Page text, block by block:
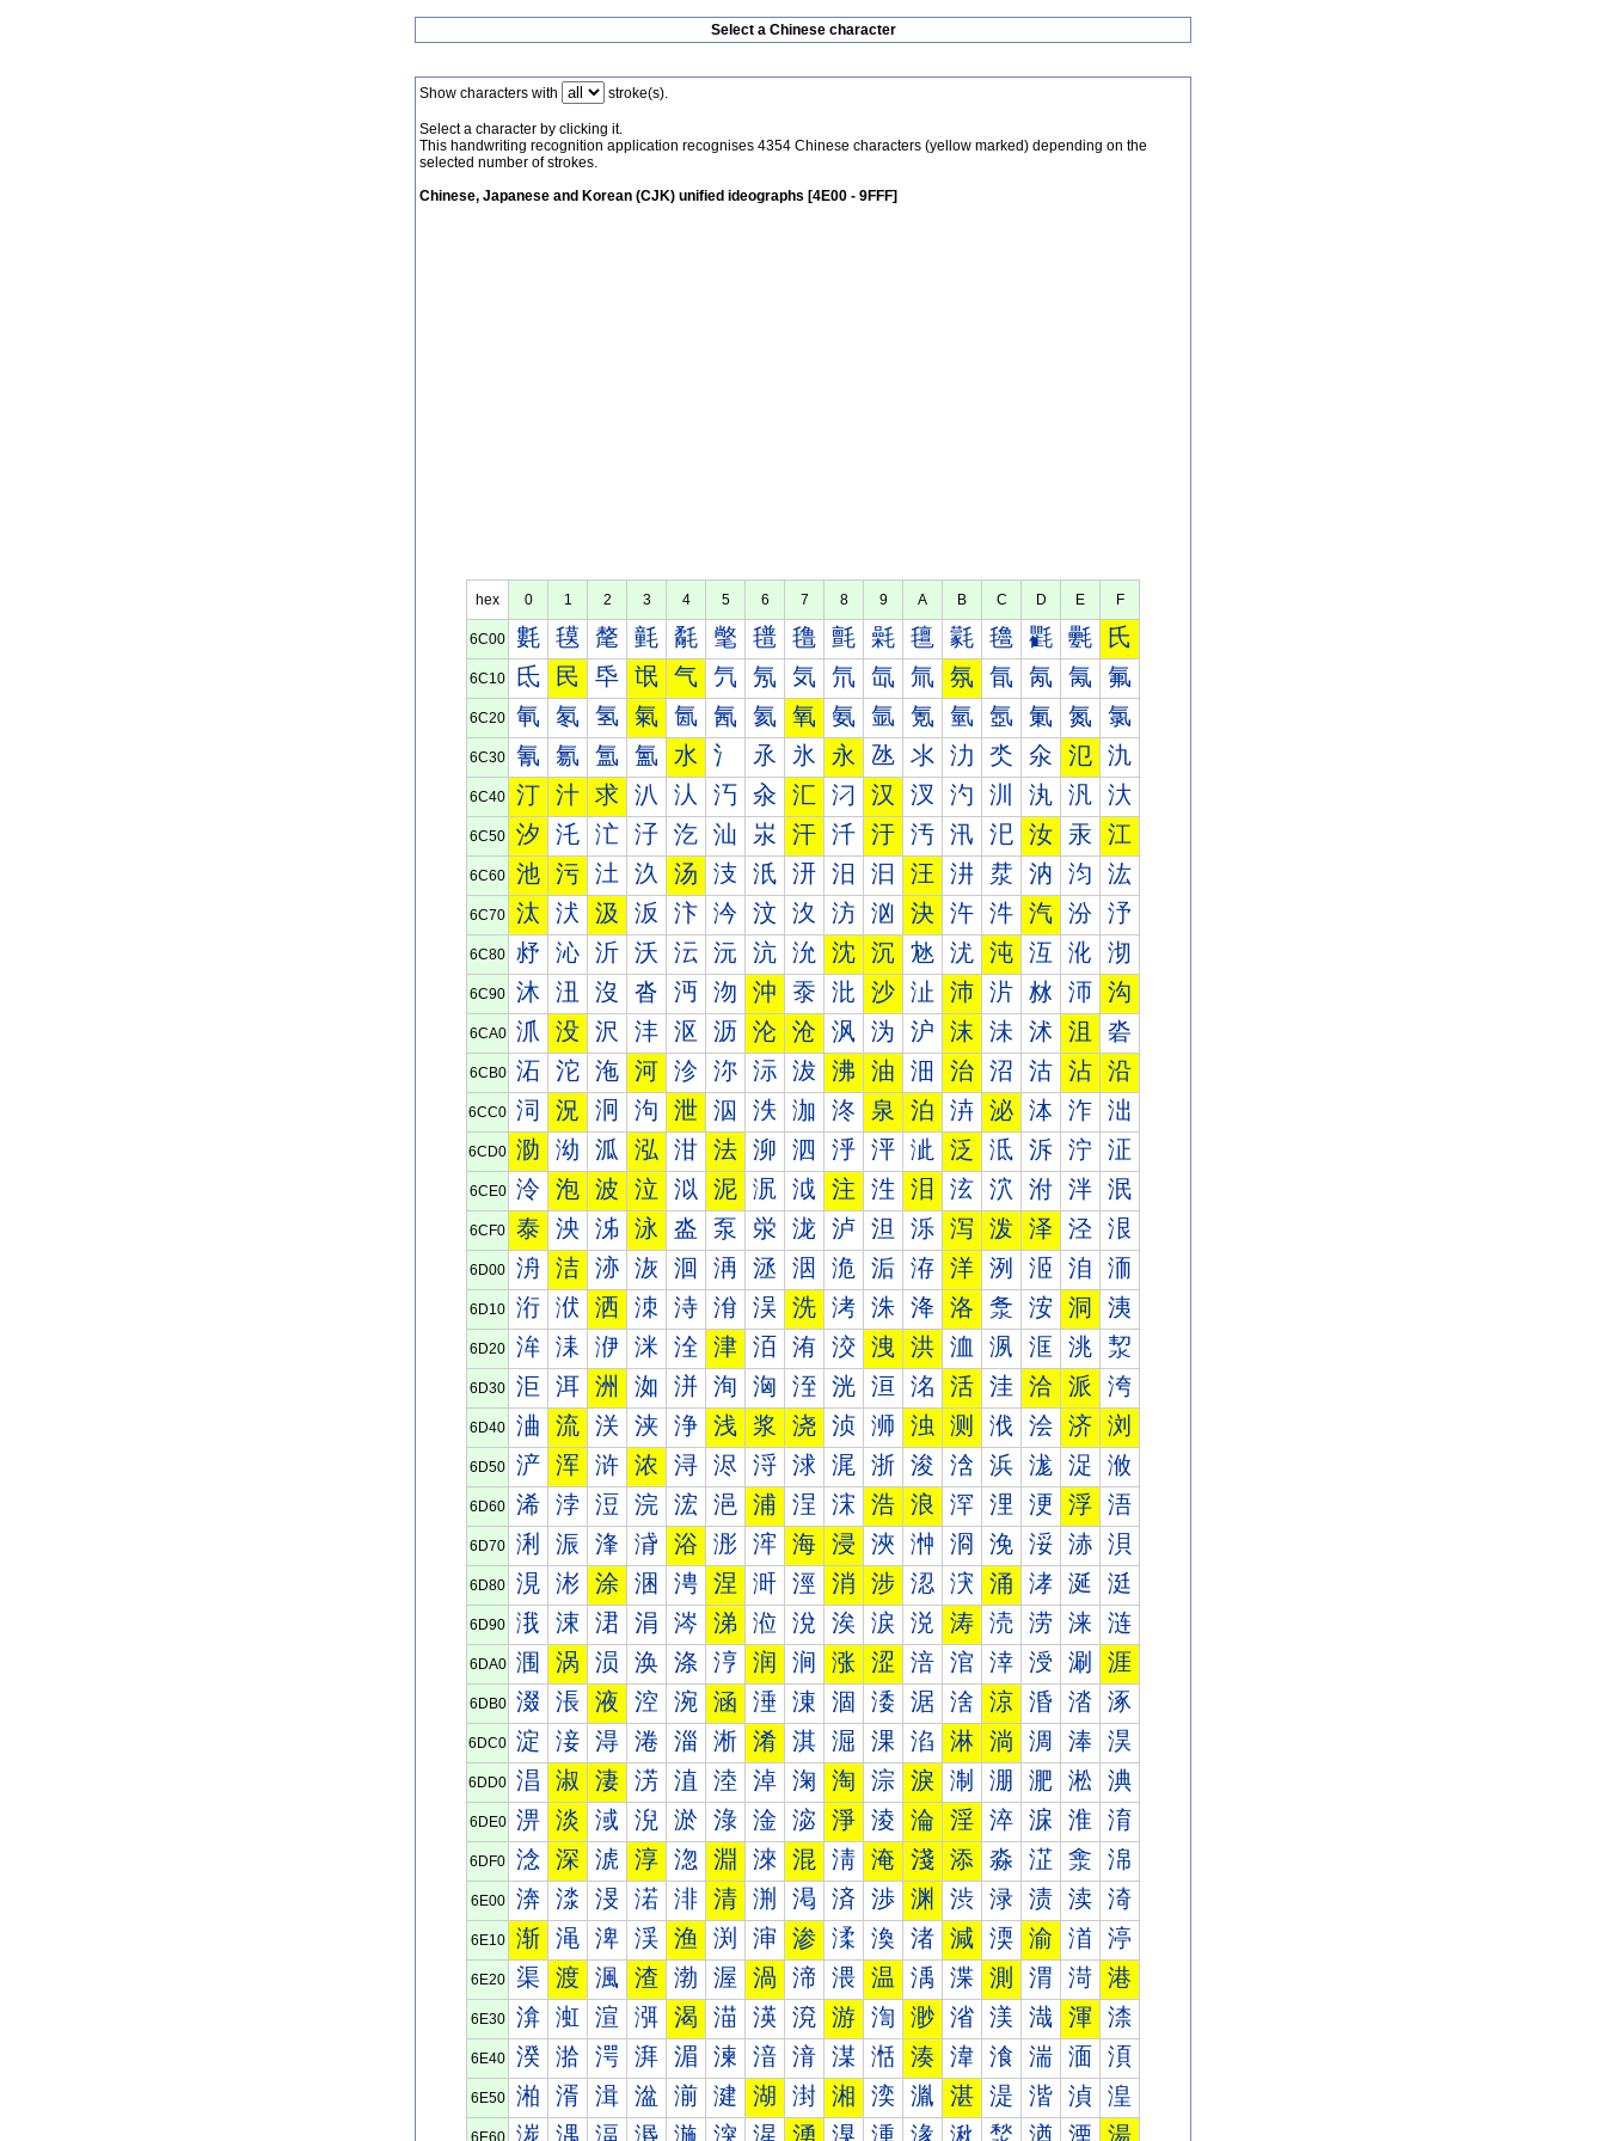
Select a Chinese character
Show characters with stroke(s).
Select a character by clicking it.
This handwriting recognition application recognises 4354 Chinese characters (yellow marked) depending on the
selected number of strokes.
Chinese, Japanese and Korean (CJK) unified ideographs [4E00 - 9FFF]
hex 0 1 2 3 4 5 6 7 8 9 A B C D E F
6C00 氀 氁 氂 氃 氄 氅 氆 氇 氈 氉 氊 氋 氌 氍 氎 氏
6C10 氐 民 氒 氓 气 氕 氖 気 氘 氙 氚 氛 氜 氝 氞 氟
6C20 氠 氡 氢 氣 氤 氥 氦 氧 氨 氩 氪 氫 氬 氭 氮 氯
6C30 氰 氱 氲 氳 水 氵 氶 氷 永 氹 氺 氻 氼 氽 氾 氿
6C40 汀 汁 求 汃 汄 汅 汆 汇 汈 汉 汊 汋 汌 汍 汎 汏
6C50 汐 汑 汒 汓 汔 汕 汖 汗 汘 汙 汚 汛 汜 汝 汞 江
6C60 池 污 汢 汣 汤 汥 汦 汧 汨 汩 汪 汫 汬 汭 汮 汯
6C70 汰 汱 汲 汳 汴 汵 汶 汷 汸 汹 決 汻 汼 汽 汾 汿
6C80 沀 沁 沂 沃 沄 沅 沆 沇 沈 沉 沊 沋 沌 沍 沎 沏
6C90 沐 沑 沒 沓 沔 沕 沖 沗 沘 沙 沚 沛 沜 沝 沞 沟
6CA0 沠 没 沢 沣 沤 沥 沦 沧 沨 沩 沪 沫 沬 沭 沮 沯
6CB0 沰 沱 沲 河 沴 沵 沶 沷 沸 油 沺 治 沼 沽 沾 沿
6CC0 泀 況 泂 泃 泄 泅 泆 泇 泈 泉 泊 泋 泌 泍 泎 泏
6CD0 泐 泑 泒 泓 泔 法 泖 泗 泘 泙 泚 泛 泜 泝 泞 泟
6CE0 泠 泡 波 泣 泤 泥 泦 泧 注 泩 泪 泫 泬 泭 泮 泯
6CF0 泰 泱 泲 泳 泴 泵 泶 泷 泸 泹 泺 泻 泼 泽 泾 泿
6D00 洀 洁 洂 洃 洄 洅 洆 洇 洈 洉 洊 洋 洌 洍 洎 洏
6D10 洐 洑 洒 洓 洔 洕 洖 洗 洘 洙 洚 洛 洜 洝 洞 洟
6D20 洠 洡 洢 洣 洤 津 洦 洧 洨 洩 洪 洫 洬 洭 洮 洯
6D30 洰 洱 洲 洳 洴 洵 洶 洷 洸 洹 洺 活 洼 洽 派 洿
6D40 浀 流 浂 浃 浄 浅 浆 浇 浈 浉 浊 测 浌 浍 济 浏
6D50 浐 浑 浒 浓 浔 浕 浖 浗 浘 浙 浚 浛 浜 浝 浞 浟
6D60 浠 浡 浢 浣 浤 浥 浦 浧 浨 浩 浪 浫 浬 浭 浮 浯
6D70 浰 浱 浲 浳 浴 浵 浶 海 浸 浹 浺 浻 浼 浽 浾 浿
6D80 涀 涁 涂 涃 涄 涅 涆 涇 消 涉 涊 涋 涌 涍 涎 涏
6D90 涐 涑 涒 涓 涔 涕 涖 涗 涘 涙 涚 涛 涜 涝 涞 涟
6DA0 涠 涡 涢 涣 涤 涥 润 涧 涨 涩 涪 涫 涬 涭 涮 涯
6DB0 涰 涱 液 涳 涴 涵 涶 涷 涸 涹 涺 涻 涼 涽 涾 涿
6DC0 淀 淁 淂 淃 淄 淅 淆 淇 淈 淉 淊 淋 淌 淍 淎 淏
6DD0 淐 淑 淒 淓 淔 淕 淖 淗 淘 淙 淚 淛 淜 淝 淞 淟
6DE0 淠 淡 淢 淣 淤 淥 淦 淧 淨 淩 淪 淫 淬 淭 淮 淯
6DF0 淰 深 淲 淳 淴 淵 淶 混 淸 淹 淺 添 淼 淽 淾 淿
6E00 渀 渁 渂 渃 渄 清 渆 渇 済 渉 渊 渋 渌 渍 渎 渏
6E10 渐 渑 渒 渓 渔 渕 渖 渗 渘 渙 渚 減 渜 渝 渞 渟
6E20 渠 渡 渢 渣 渤 渥 渦 渧 渨 温 渪 渫 測 渭 渮 港
6E30 渰 渱 渲 渳 渴 渵 渶 渷 游 渹 渺 渻 渼 渽 渾 渿
6E40 湀 湁 湂 湃 湄 湅 湆 湇 湈 湉 湊 湋 湌 湍 湎 湏
6E50 湐 湑 湒 湓 湔 湕 湖 湗 湘 湙 湚 湛 湜 湝 湞 湟
6E60 湠 湡 湢 湣 湤 湥 湦 湧 湨 湩 湪 湫 湬 湭 湮 湯